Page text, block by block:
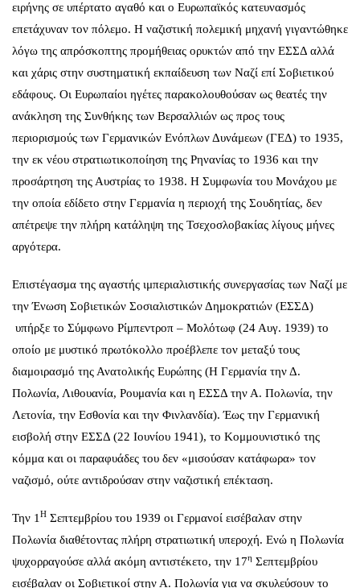
ειρήνης σε υπέρτατο αγαθό και ο Ευρωπαϊκός κατευνασμός
επετάχυναν τον πόλεμο. Η ναζιστική πολεμική μηχανή γιγαντώθηκε
λόγω της απρόσκοπτης προμήθειας ορυκτών από την ΕΣΣΔ αλλά
και χάρις στην συστηματική εκπαίδευση των Ναζί επί Σοβιετικού
εδάφους. Οι Ευρωπαίοι ηγέτες παρακολουθούσαν ως θεατές την
ανάκληση της Συνθήκης των Βερσαλλιών ως προς τους
περιορισμούς των Γερμανικών Ενόπλων Δυνάμεων (ΓΕΔ) το 1935,
την εκ νέου στρατιωτικοποίηση της Ρηνανίας το 1936 και την
προσάρτηση της Αυστρίας το 1938. Η Συμφωνία του Μονάχου με
την οποία εδίδετο στην Γερμανία η περιοχή της Σουδητίας, δεν
απέτρεψε την πλήρη κατάληψη της Τσεχοσλοβακίας λίγους μήνες
αργότερα.
Επιστέγασμα της αγαστής ιμπεριαλιστικής συνεργασίας των Ναζί με
την Ένωση Σοβιετικών Σοσιαλιστικών Δημοκρατιών (ΕΣΣΔ)
υπήρξε το Σύμφωνο Ρίμπεντροπ – Μολότωφ (24 Αυγ. 1939) το
οποίο με μυστικό πρωτόκολλο προέβλεπε τον μεταξύ τους
διαμοιρασμό της Ανατολικής Ευρώπης (Η Γερμανία την Δ.
Πολωνία, Λιθουανία, Ρουμανία και η ΕΣΣΔ την Α. Πολωνία, την
Λετονία, την Εσθονία και την Φινλανδία). Έως την Γερμανική
εισβολή στην ΕΣΣΔ (22 Ιουνίου 1941), το Κομμουνιστικό της
κόμμα και οι παραφυάδες του δεν «μισούσαν κατάφωρα» τον
ναζισμό, ούτε αντιδρούσαν στην ναζιστική επέκταση.
Την 1 Η Σεπτεμβρίου του 1939 οι Γερμανοί εισέβαλαν στην
Πολωνία διαθέτοντας πλήρη στρατιωτική υπεροχή. Ενώ η Πολωνία
ψυχορραγούσε αλλά ακόμη αντιστέκετο, την 17η Σεπτεμβρίου
εισέβαλαν οι Σοβιετικοί στην Α. Πολωνία για να σκυλεύσουν το